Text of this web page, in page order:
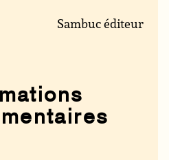
Sambuc éditeur